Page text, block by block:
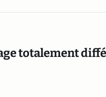
totalement